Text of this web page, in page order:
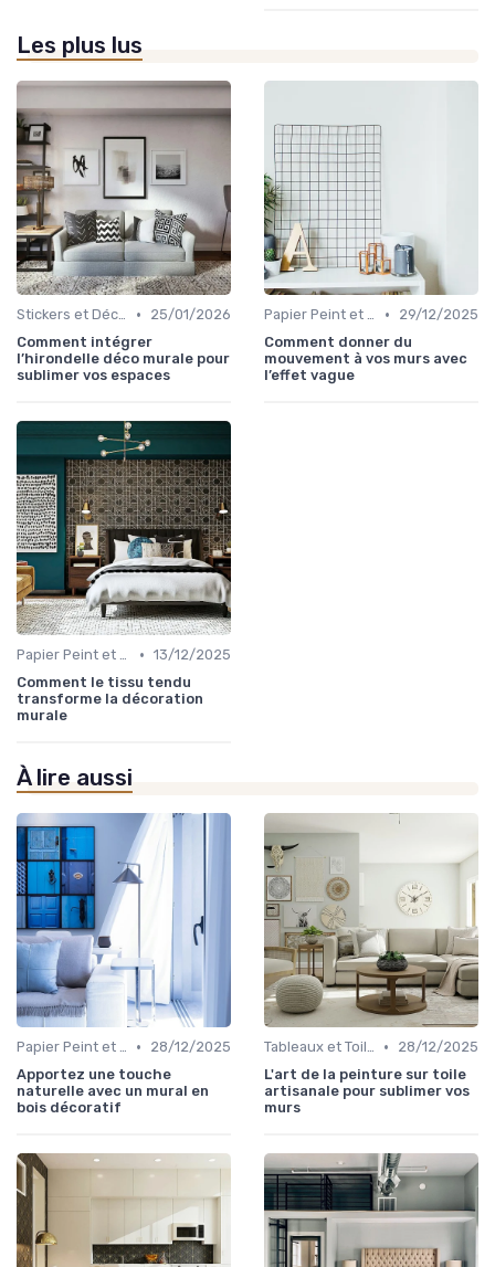
Les plus lus
Stickers et Décalcomanies Muraux •
25/01/2026
Comment intégrer
l’hirondelle déco murale pour
sublimer vos espaces
Papier Peint et Revêtements Muraux •
29/12/2025
Comment donner du
mouvement à vos murs avec
l’effet vague
Papier Peint et Revêtements Muraux • 13/12/2025
Comment le tissu tendu
transforme la décoration
murale
À lire aussi
Papier Peint et Revêtements Muraux •
28/12/2025
Apportez une touche
naturelle avec un mural en
bois décoratif
Tableaux et Toiles •
28/12/2025
L'art de la peinture sur toile
artisanale pour sublimer vos
murs